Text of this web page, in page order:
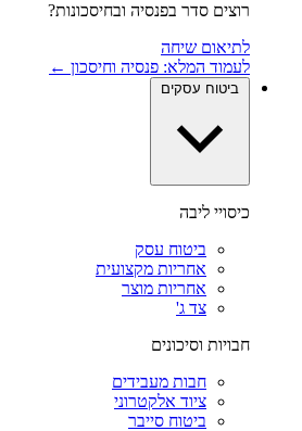
רוצים סדר בפנסיה ובחיסכונות?
לתיאום שיחה
לעמוד המלא: פנסיה וחיסכון ←
ביטוח עסקים
כיסויי ליבה
ביטוח עסק
אחריות מקצועית
אחריות מוצר
צד ג'
חבויות וסיכונים
חבות מעבידים
ציוד אלקטרוני
ביטוח סייבר